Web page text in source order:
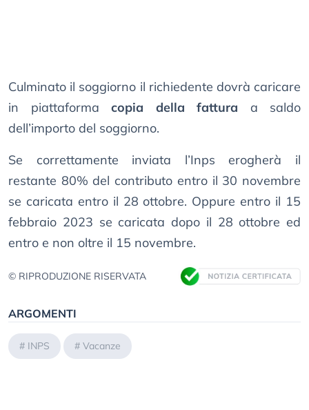
Culminato il soggiorno il richiedente dovrà caricare
in piattaforma copia della fattura a saldo
dell’importo del soggiorno.
Se correttamente inviata l’Inps erogherà il
restante 80% del contributo entro il 30 novembre
se caricata entro il 28 ottobre. Oppure entro il 15
febbraio 2023 se caricata dopo il 28 ottobre ed
entro e non oltre il 15 novembre.
© RIPRODUZIONE RISERVATA
ARGOMENTI
# INPS # Vacanze